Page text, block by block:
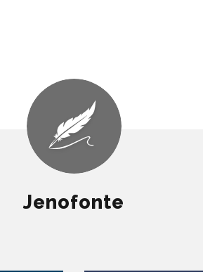
Jenofonte